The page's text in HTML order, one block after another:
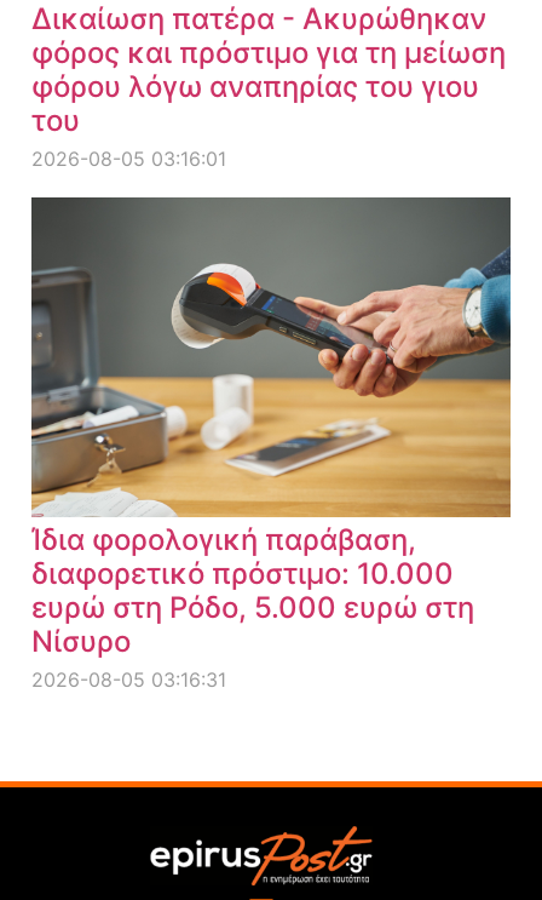
Δικαίωση πατέρα - Ακυρώθηκαν
φόρος και πρόστιμο για τη μείωση
φόρου λόγω αναπηρίας του γιου
του
2026-08-05 03:16:01
Ίδια φορολογική παράβαση,
διαφορετικό πρόστιμο: 10.000
ευρώ στη Ρόδο, 5.000 ευρώ στη
Νίσυρο
2026-08-05 03:16:31